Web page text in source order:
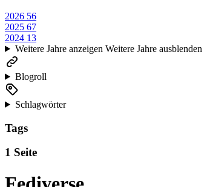
2026 56
2025 67
2024 13
Weitere Jahre anzeigen Weitere Jahre ausblenden
Blogroll
Schlagwörter
Tags
1 Seite